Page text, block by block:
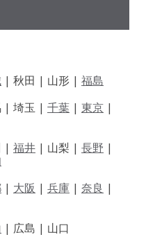
| 秋田 | 山形 | 福島
| 埼玉 | 千葉 | 東京 |
| 福井 | 山梨 | 長野 |
| 大阪 | 兵庫 | 奈良 |
| 広島 | 山口